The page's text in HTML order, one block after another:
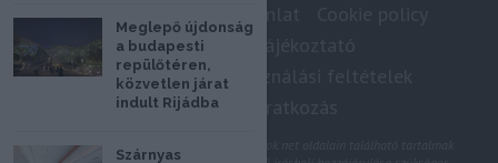
Impresszum
Adatkezelési tájékoztató
Szerzői jogok, felhasználási feltételek
Hírlevél feliratkozás
@2020 - Minden jog fenntartva. A Spabook.net oldalain található tartalmak
Meglepő újdonság
a budapesti
repülőtéren,
közvetlen járat
indult Rijádba
Szárnyas